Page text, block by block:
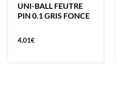
UNI-BALL FEUTRE
PIN 0.1 GRIS FONCE
4,01€